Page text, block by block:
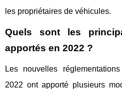
les propriétaires de véhicules.
Quels sont les
apportés en 2022 ?
Les nouvelles
2022 ont apporté plusieurs